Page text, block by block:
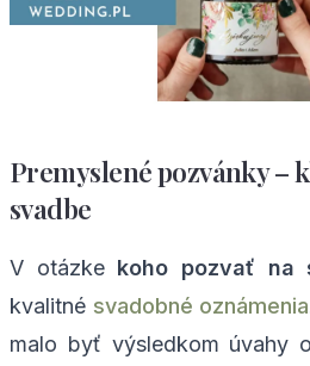
Premyslené pozvánky –
svadbe
V otázke koho pozvať na
kvalitné svadobné oznámenia
malo byť výsledkom úvahy